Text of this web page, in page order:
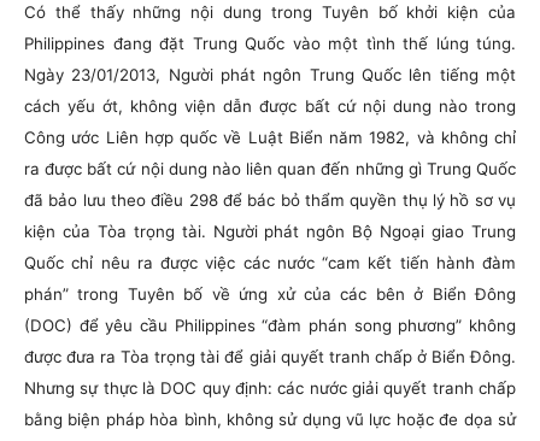
Có thể thấy những nội dung trong Tuyên bố khởi kiện của
Philippines đang đặt Trung Quốc vào một tình thế lúng túng.
Ngày 23/01/2013, Người phát ngôn Trung Quốc lên tiếng một
cách yếu ớt, không viện dẫn được bất cứ nội dung nào trong
Công ước Liên hợp quốc về Luật Biển năm 1982, và không chỉ
ra được bất cứ nội dung nào liên quan đến những gì Trung Quốc
đã bảo lưu theo điều 298 để bác bỏ thẩm quyền thụ lý hồ sơ vụ
kiện của Tòa trọng tài. Người phát ngôn Bộ Ngoại giao Trung
Quốc chỉ nêu ra được việc các nước “cam kết tiến hành đàm
phán” trong Tuyên bố về ứng xử của các bên ở Biển Đông
(DOC) để yêu cầu Philippines “đàm phán song phương” không
được đưa ra Tòa trọng tài để giải quyết tranh chấp ở Biển Đông.
Nhưng sự thực là DOC quy định: các nước giải quyết tranh chấp
bằng biện pháp hòa bình, không sử dụng vũ lực hoặc đe dọa sử